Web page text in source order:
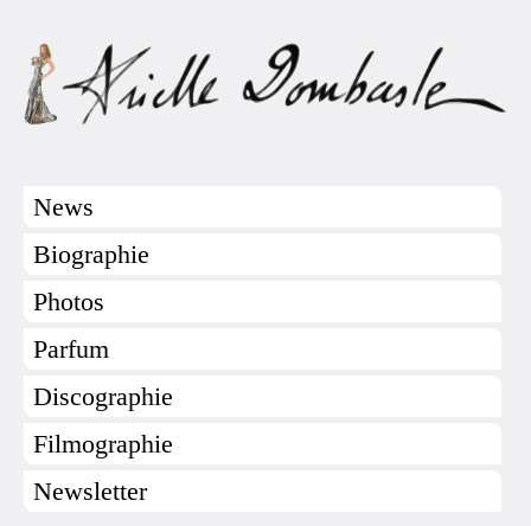
News
Biographie
Photos
Parfum
Discographie
Filmographie
Newsletter